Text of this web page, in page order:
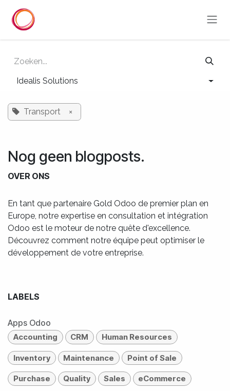
Idealis Solutions
Transport ×
Nog geen blogposts.
OVER ONS
En tant que partenaire Gold Odoo de premier plan en
Europe, notre expertise en consultation et intégration
Odoo est le moteur de notre quête d'excellence.
Découvrez comment notre équipe peut optimiser le
développement de votre entreprise.
LABELS
Apps Odoo
Accounting CRM Human Resources
Inventory Maintenance Point of Sale
Purchase Quality Sales eCommerce